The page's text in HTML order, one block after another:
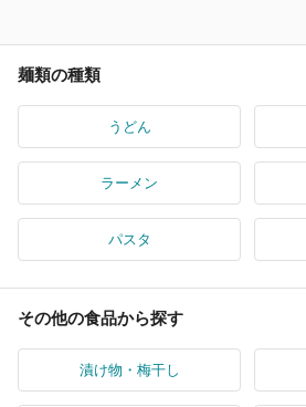
麺類の種類
うどん
ラーメン
パスタ
その他の食品から探す
漬け物・梅干し